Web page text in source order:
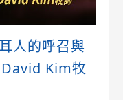
人的呼召與
Kim牧